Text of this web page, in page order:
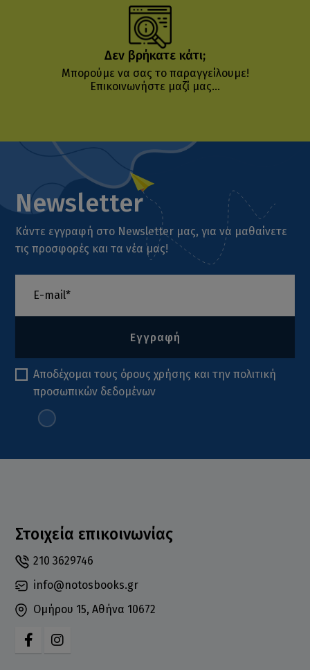
Δεν βρήκατε κάτι;
Μπορούμε να σας το παραγγείλουμε!
Επικοινωνήστε μαζί μας...
Newsletter
Κάντε εγγραφή στο Newsletter μας, για να μαθαίνετε
τις προσφορές και τα νέα μας!
Εγγραφή
Αποδέχομαι τους όρους χρήσης και τηνπολιτική
προσωπικών δεδομένων
Στοιχεία επικοινωνίας
210 3629746
info@notosbooks.gr
Ομήρου 15, Αθήνα 10672